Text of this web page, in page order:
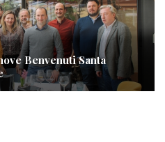
Benvenuti Santa